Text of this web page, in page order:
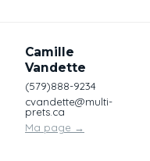
Camille
Vandette
(579)888-9234
cvandette@multi-
prets.ca
Ma page →